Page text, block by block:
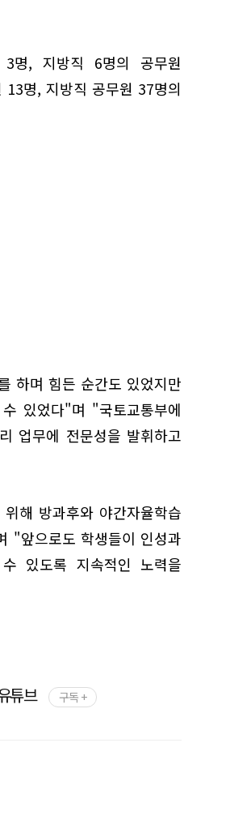
명, 지방직 6명의 공무원
명, 지방직 공무원 37명의
하며 힘든 순간도 있었지만
있었다"며 "국토교통부에
업무에 전문성을 발휘하고
해 방과후와 야간자율학습
"앞으로도 학생들이 인성과
있도록 지속적인 노력을
튜브 구독 +